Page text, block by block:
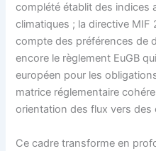
complété établit des indices
climatiques ; la directive MIF
compte des préférences de
encore le règlement EuGB
européen pour les
matrice réglementaire
orientation des flux vers
Ce cadre transforme en